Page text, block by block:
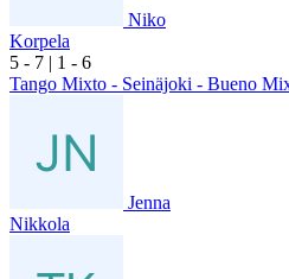
Niko
Korpela
5 - 7 | 1 - 6
Tango Mixto - Seinäjoki - Bueno
Jenna
Nikkola